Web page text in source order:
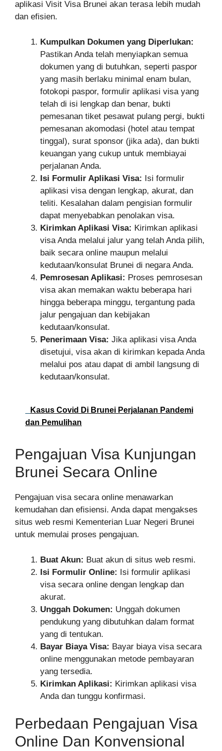
aplikasi Visit Visa Brunei akan terasa lebih mudah
dan efisien.
Kumpulkan Dokumen yang Diperlukan:
Pastikan Anda telah menyiapkan semua
dokumen yang di butuhkan, seperti paspor
yang masih berlaku minimal enam bulan,
fotokopi paspor, formulir aplikasi visa yang
telah di isi lengkap dan benar, bukti
pemesanan tiket pesawat pulang pergi, bukti
pemesanan akomodasi (hotel atau tempat
tinggal), surat sponsor (jika ada), dan bukti
keuangan yang cukup untuk membiayai
perjalanan Anda.
Isi Formulir Aplikasi Visa: Isi formulir
aplikasi visa dengan lengkap, akurat, dan
teliti. Kesalahan dalam pengisian formulir
dapat menyebabkan penolakan visa.
Kirimkan Aplikasi Visa: Kirimkan aplikasi
visa Anda melalui jalur yang telah Anda pilih,
baik secara online maupun melalui
kedutaan/konsulat Brunei di negara Anda.
Pemrosesan Aplikasi: Proses pemrosesan
visa akan memakan waktu beberapa hari
hingga beberapa minggu, tergantung pada
jalur pengajuan dan kebijakan
kedutaan/konsulat.
Penerimaan Visa: Jika aplikasi visa Anda
disetujui, visa akan di kirimkan kepada Anda
melalui pos atau dapat di ambil langsung di
kedutaan/konsulat.
Kasus Covid Di Brunei Perjalanan Pandemi
dan Pemulihan
Pengajuan Visa Kunjungan
Brunei Secara Online
Pengajuan visa secara online menawarkan
kemudahan dan efisiensi. Anda dapat mengakses
situs web resmi Kementerian Luar Negeri Brunei
untuk memulai proses pengajuan.
Buat Akun: Buat akun di situs web resmi.
Isi Formulir Online: Isi formulir aplikasi
visa secara online dengan lengkap dan
akurat.
Unggah Dokumen: Unggah dokumen
pendukung yang dibutuhkan dalam format
yang di tentukan.
Bayar Biaya Visa: Bayar biaya visa secara
online menggunakan metode pembayaran
yang tersedia.
Kirimkan Aplikasi: Kirimkan aplikasi visa
Anda dan tunggu konfirmasi.
Perbedaan Pengajuan Visa
Online Dan Konvensional